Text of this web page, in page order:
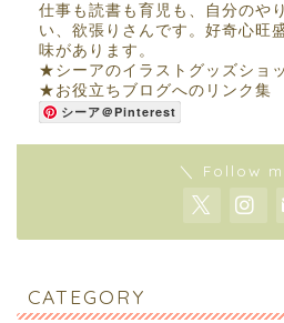
仕事も読書も育児も、自分のや
い、欲張りさんです。好奇心旺
味があります。
★ シーアのイラストグッズショ
★ お役立ちブログへのリンク集
シーア＠Pinterest
＼ Follow
CATEGORY